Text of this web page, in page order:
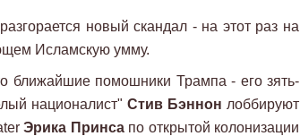
новый скандал - на этот раз на
Исламскую умму.
ближайшие помошники Трампа - его зять-
националист" Стив Бэннон лоббируют
Эрика Принсапо открытой колонизации